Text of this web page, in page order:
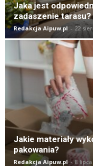
Jaka jest
zadaszenie tarasu?
Redakcja Aipuw.pl - 22
Jakie materiały
pakowania?
Redakcja Aipuw.pl - 8 lipca